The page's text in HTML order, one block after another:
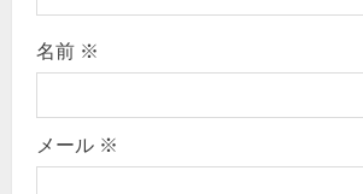
名前 ※
メール ※